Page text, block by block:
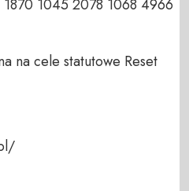
1045 2078 1068 4966
na cele statutowe Reset